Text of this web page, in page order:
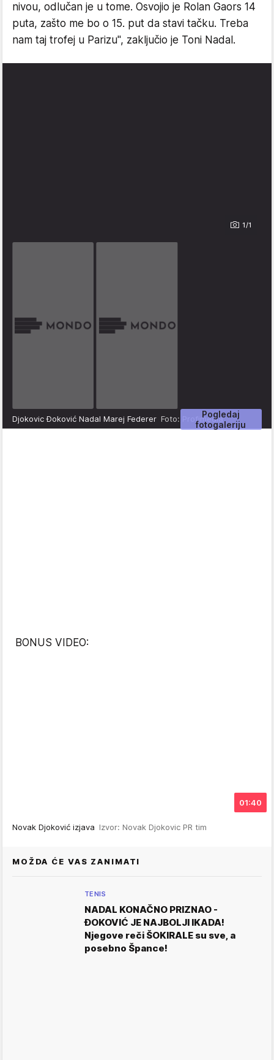
nivou, odlučan je u tome. Osvojio je Rolan Gaors 14
puta, zašto me bo o 15. put da stavi tačku. Treba
nam taj trofej u Parizu", zaključio je Toni Nadal.
1/1
Pogledaj
fotogaleriju
Djokovic Đoković Nadal Marej Federer Foto: Profimedia
BONUS VIDEO:
01:40
Novak Djoković izjava Izvor: Novak Djokovic PR tim
MOŽDA ĆE VAS ZANIMATI
TENIS
NADAL KONAČNO PRIZNAO -
ĐOKOVIĆ JE NAJBOLJI IKADA!
Njegove reči ŠOKIRALE su sve, a
posebno Špance!